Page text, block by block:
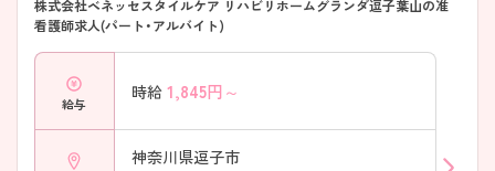
株式会社ベネッセスタイルケア リハビリホームグランダ逗子葉山の准
看護師求人(パート・アルバイト)
給与
時給 1,845円～
神奈川県逗子市